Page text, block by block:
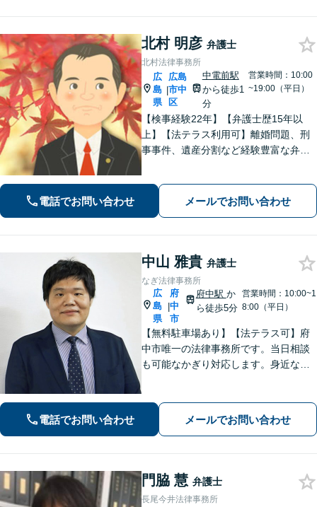
北村 明彦 弁護士
北村法律事務所
広
島
県
|
広島
市中
区
中電前駅
から徒歩1
分
営業時間：10:00
~19:00（平日）
【検事経験22年】【弁護士歴15年以
上】【法テラス利用可】離婚問題、刑
事事件、遺産分割など経験豊富な弁護
手方と粘り強く交渉します。【子連れ
相談可】【中電前電停から徒歩1分】
電話でお問い合わせ メールでお問い合わせ
中山 雅貴 弁護士
なぎ法律事務所
広
島
県
|
府
中
市
府中駅 か
ら徒歩5分
営業時間：10:00~1
8:00（平日）
【無料駐車場あり】【法テラス可】府
中市唯一の法律事務所です。当日相談
も可能なかぎり対応します。身近な相
とがありましたら、まずはお気軽にご
相談ください。【出張相談に対応】
電話でお問い合わせ メールでお問い合わせ
門脇 慧 弁護士
長尾今井法律事務所